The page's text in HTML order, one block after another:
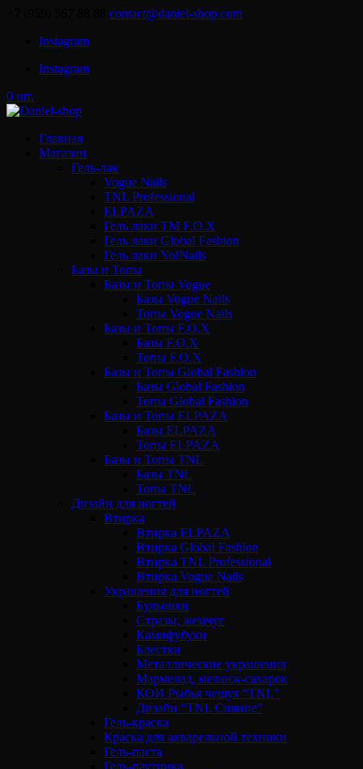
contact@daniel-shop.com
Instagram
Instagram
0 шт.
Главная
Магазин
Гель-лак
Vogue Nails
TNL Professional
ELPAZA
Гель лаки ТМ F.O.X
Гель лаки Global Fashion
Гель лаки Yo!Nails
Базы и Топы
Базы и Топы Vogue
Базы Vogue Nails
Топы Vogue Nails
Базы и Топы F.O.X
Базы F.O.X
Топы F.O.X
Базы и Топы Global Fashion
Базы Global Fashion
Топы Global Fashion
Базы и Топы ELPAZA
Базы ELPAZA
Топы ELPAZA
Базы и Топы TNL
Базы TNL
Топы TNL
Дизайн для ногтей
Втирка
Втирка ELPAZA
Втирка Global Fashion
Втирка TNL Professional
Втирка Vogue Nails
Украшения для ногтей
Бульонки
Стразы, жемчуг
Камифубуки
Блестки
Металлические украшения
Мармелад, меланж-сахарок
КОИ Рыбья чешуя “TNL”
Дизайн “TNL Сияние”
Гель-краска
Краска для акварельной техники
Гель-паста
Гель-паутинка